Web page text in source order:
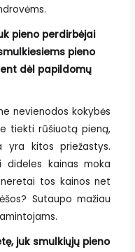
pieno perdirbėjai
pieno
dėl papildomų
nevienodos kokybės
tiekti rūšiuotą pieną,
yra kitos priežastys.
kainas moka
tos kainos net
Sutaupo mažiau
juk smulkiųjų pieno